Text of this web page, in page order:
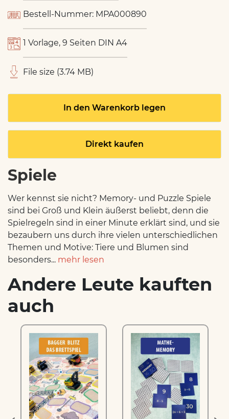
Bestell-Nummer: MPA000890
1 Vorlage, 9 Seiten DIN A4
File size (3.74 MB)
In den Warenkorb legen
Direkt kaufen
Spiele
Wer kennst sie nicht? Memory- und Puzzle Spiele
sind bei Groß und Klein äußerst beliebt, denn die
Spielregeln sind in einer Minute erklärt sind, und sie
bezaubern uns durch ihre vielen unterschiedlichen
Themen und Motive: Tiere und Blumen sind
besonders... mehr lesen
Andere Leute kauften
auch